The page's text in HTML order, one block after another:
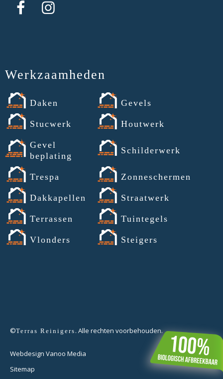
Werkzaamheden
Daken Gevels
Stucwerk Houtwerk
Gevel
beplating
Schilderwerk
Trespa Zonneschermen
Dakkapellen Straatwerk
Terrassen Tuintegels
Vlonders Steigers
©Terras Reinigers . Alle rechten voorbehouden.
Webdesign Vanoo Media
Sitemap